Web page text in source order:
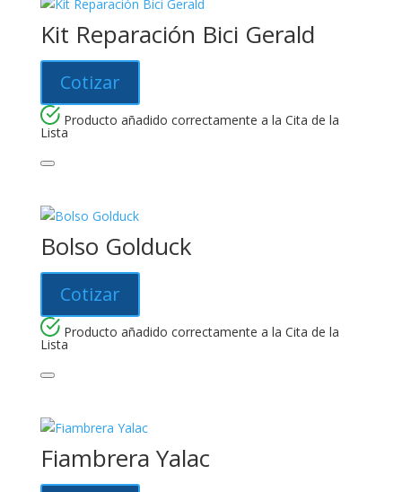
Kit Reparación Bici Gerald
Cotizar
Producto añadido correctamente a la Cita de la
Lista
Bolso Golduck
Cotizar
Producto añadido correctamente a la Cita de la
Lista
Fiambrera Yalac